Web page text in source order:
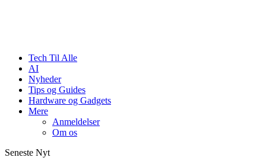
Tech Til Alle
AI
Nyheder
Tips og Guides
Hardware og Gadgets
Mere
Anmeldelser
Om os
Seneste Nyt